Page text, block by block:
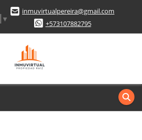
▼
inmuvirtualpereira@gmail.com
+573107882795